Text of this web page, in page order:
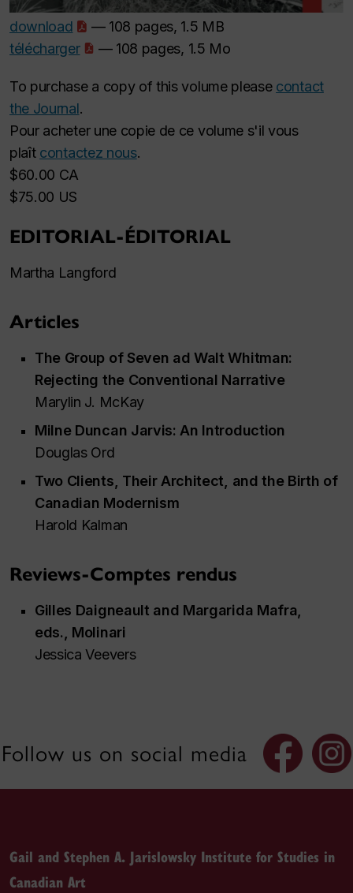
download
— 108 pages, 1.5 MB
télécharger
— 108 pages, 1.5 Mo
To purchase a copy of this volume please contact
the Journal.
Pour acheter une copie de ce volume s'il vous
plaît contactez nous.
$60.00 CA
$75.00 US
EDITORIAL-ÉDITORIAL
Martha Langford
Articles
The Group of Seven ad Walt Whitman:
Rejecting the Conventional Narrative
Marylin J. McKay
Milne Duncan Jarvis: An Introduction
Douglas Ord
Two Clients, Their Architect, and the Birth of
Canadian Modernism
Harold Kalman
Reviews-Comptes rendus
Gilles Daigneault and Margarida Mafra,
eds., Molinari
Jessica Veevers
Follow us on social media
Gail and Stephen A. Jarislowsky Institute for Studies in
Canadian Art